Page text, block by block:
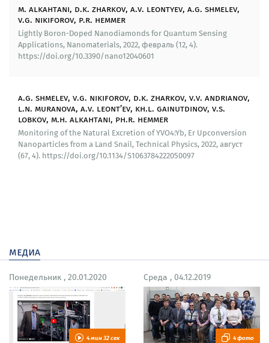
экспериментах на виноградных улитках, где
изучалось распределение наночастиц по
различным органам животного после инъекции.
Впервые получены данные, характеризующие
YVO4: Yb, Er из организма виноградной улитки.
Полученные результаты указывают на низкую
токсичность наночастиц и открывает широкие
возможности их применения в качестве
малоинвазивных наноразмерных зондов в
флуоресцентной спектроскопии биологических
использовать для зондирования электрических
Апконверсионные наночастицы YLiF4: Er-Yb были
успешно прикреплены к последовательностям РНК
коронавируса COVID-19 и модельным
комплементарным РНК через промежуточный белок
m. alkahtani, d.k. zharkov, a.v. leontyev, a.g. shmelev,
v.g. nikiforov, p.r. hemmer
Lightly Boron-Doped Nanodiamonds for Quantum Sensing
Applications, Nanomaterials, 2022, февраль (12, 4).
https://doi.org/10.3390/nano12040601
a.g. shmelev, v.g. nikiforov, d.k. zharkov, v.v. andrianov,
l.n. muranova, a.v. leont’ev, kh.l. gainutdinov, v.s.
lobkov, m.h. alkahtani, ph.r. hemmer
Monitoring of the Natural Excretion of YVO4:Yb, Er Upconversion
Nanoparticles from a Land Snail, Technical Physics, 2022, август
(67, 4). https://doi.org/10.1134/S1063784222050097
медиа
Понедельник , 20.01.2020
4 мин 32 сек
Среда , 04.12.2019
4 фото